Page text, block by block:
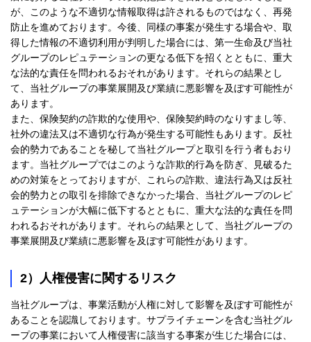
が、このような不適切な情報取得は許されるものではなく、再発
防止を進めております。今後、同様の事案が発生する場合や、取
得した情報の不適切利用が判明した場合には、第一生命及び当社
グループのレピュテーションの更なる低下を招くとともに、重大
な法的な責任を問われるおそれがあります。それらの結果とし
て、当社グループの事業展開及び業績に悪影響を及ぼす可能性が
あります。
また、保険契約の詐欺的な使用や、保険契約時のなりすまし等、
社外の違法又は不適切な行為が発生する可能性もあります。反社
会的勢力であることを秘して当社グループと取引を行う者もおり
ます。当社グループではこのような詐欺的行為を防ぎ、見破るた
めの対策をとっておりますが、これらの詐欺、違法行為又は反社
会的勢力との取引を排除できなかった場合、当社グループのレピ
ュテーションが大幅に低下するとともに、重大な法的な責任を問
われるおそれがあります。それらの結果として、当社グループの
事業展開及び業績に悪影響を及ぼす可能性があります。
2）人権侵害に関するリスク
当社グループは、事業活動が人権に対して影響を及ぼす可能性が
あることを認識しております。サプライチェーンを含む当社グル
ープの事業において人権侵害に該当する事案が生じた場合には、